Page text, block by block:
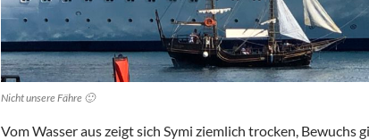
Nicht unsere Fähre 🙂
Vom Wasser aus zeigt sich Symi ziemlich trocken, Bewuchs